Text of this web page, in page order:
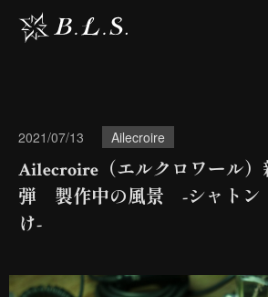
2021/07/13 Ailecroire
Ailecroire（エルクロワール）
弾 製作中の風景 -シャトン
け-